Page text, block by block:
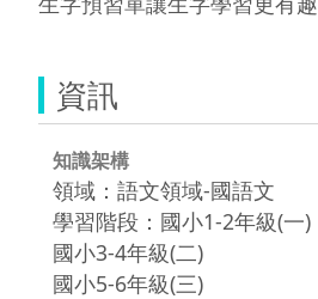
資訊
知識架構
領域：語文領域-國語文
學習階段：國小1-2年級(一)
國小3-4年級(二)
國小5-6年級(三)